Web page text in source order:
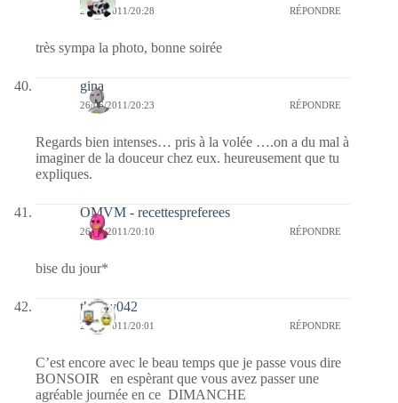
26/06/2011/20:28 RÉPONDRE
très sympa la photo, bonne soirée
gina
26/06/2011/20:23 RÉPONDRE
Regards bien intenses… pris à la volée ….on a du mal à
imaginer de la douceur chez eux. heureusement que tu
expliques.
OMVM - recettespreferees
26/06/2011/20:10 RÉPONDRE
bise du jour*
thierry042
26/06/2011/20:01 RÉPONDRE
C’est encore avec le beau temps que je passe vous dire
BONSOIR en espèrant que vous avez passer une
agréable journée en ce DIMANCHE